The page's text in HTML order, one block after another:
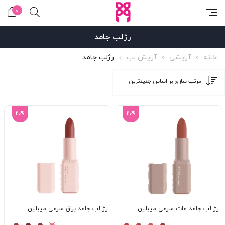
0
رژلب جامد
خانه آرایشی آرایش لب رژلب جامد
20%
رژ لب جامد مات سرمی میبلین
20%
رژ لب جامد براق سرمی میبلین